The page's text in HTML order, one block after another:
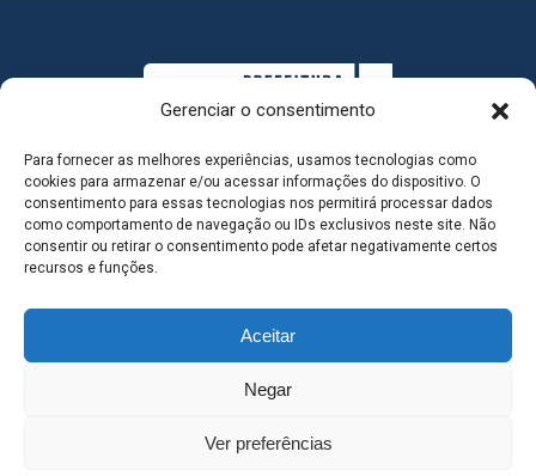
Gerenciar o consentimento
Para fornecer as melhores experiências, usamos tecnologias como
cookies para armazenar e/ou acessar informações do dispositivo. O
consentimento para essas tecnologias nos permitirá processar dados
como comportamento de navegação ou IDs exclusivos neste site. Não
consentir ou retirar o consentimento pode afetar negativamente certos
recursos e funções.
Aceitar
Negar
Ver preferências
MAPA DO SITE
SEDE DO ADMINISTRATIVO MUNICIPAL - Avenida